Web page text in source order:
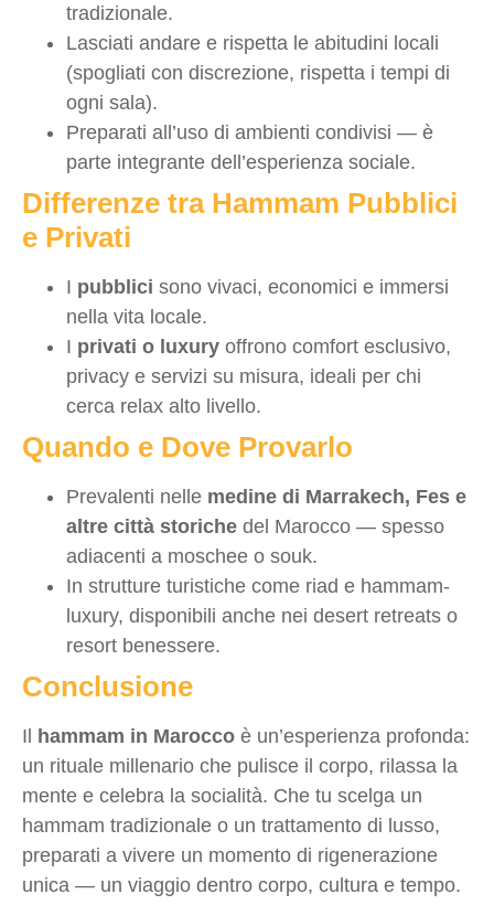
tradizionale.
Lasciati andare e rispetta le abitudini locali
(spogliati con discrezione, rispetta i tempi di
ogni sala).
Preparati all’uso di ambienti condivisi — è
parte integrante dell’esperienza sociale.
Differenze tra Hammam Pubblici
e Privati
I pubblici sono vivaci, economici e immersi
nella vita locale.
I privati o luxury offrono comfort esclusivo,
privacy e servizi su misura, ideali per chi
cerca relax alto livello.
Quando e Dove Provarlo
Prevalenti nelle medine di Marrakech, Fes e
altre città storiche del Marocco — spesso
adiacenti a moschee o souk.
In strutture turistiche come riad e hammam-
luxury, disponibili anche nei desert retreats o
resort benessere.
Conclusione
Il hammam in Marocco è un’esperienza profonda:
un rituale millenario che pulisce il corpo, rilassa la
mente e celebra la socialità. Che tu scelga un
hammam tradizionale o un trattamento di lusso,
preparati a vivere un momento di rigenerazione
unica — un viaggio dentro corpo, cultura e tempo.